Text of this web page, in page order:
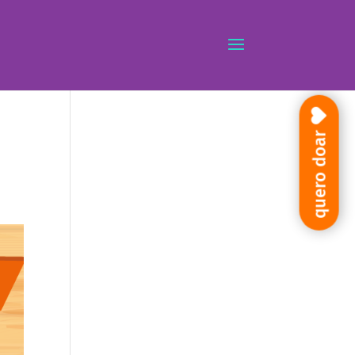
quero doar